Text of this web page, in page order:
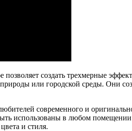
создать трехмерные
или городской среды. Они
современного и
использованы в любом
и стиля.